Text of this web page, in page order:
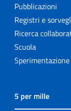
Pubblicazioni
Registri e
Ricerca
Scuola
5 per mille